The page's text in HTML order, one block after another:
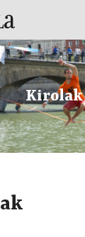
Kirolak